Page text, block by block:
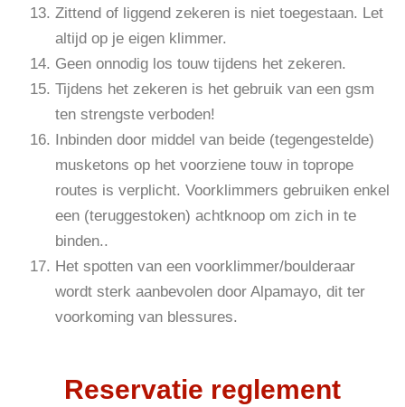
Zittend of liggend zekeren is niet toegestaan. Let
altijd op je eigen klimmer.
Geen onnodig los touw tijdens het zekeren.
Tijdens het zekeren is het gebruik van een gsm
ten strengste verboden!
Inbinden door middel van beide (tegengestelde)
musketons op het voorziene touw in toprope
routes is verplicht. Voorklimmers gebruiken enkel
een (teruggestoken) achtknoop om zich in te
binden..
Het spotten van een voorklimmer/boulderaar
wordt sterk aanbevolen door Alpamayo, dit ter
voorkoming van blessures.
Reservatie reglement